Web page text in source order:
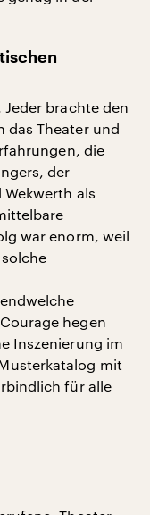
Jeder brachte den
das Theater und
die
der
als
war enorm, weil
hegen
Inszenierung im
mit
für alle